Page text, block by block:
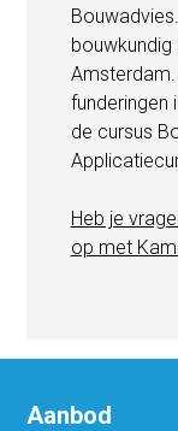
bouwkundig
funderingen
de cursus
Heb je
op met
Aanbod